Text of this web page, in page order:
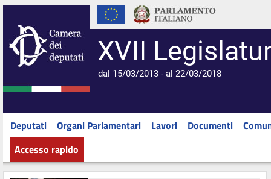
XVII
dal 15/03/2013 - al 22/03/2018
Deputati Organi Parlamentari Lavori Documenti
Accesso rapido